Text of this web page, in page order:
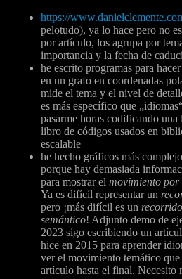
https://
pelotudo), ya lo hace pero no
por artículo, los agrupa por
importancia y la fecha de
he escrito programas para
en un grafo en coordenadas
mide el tema y el nivel de
es más específico que
pasarme horas codificando una
libro de códigos usados en
escalable
he hecho gráficos más
porque hay demasiada
para mostrar el movimiento por
Ya es difícil representar un
pero ¡más difícil es un
semántico! Adjunto demo de
2023 sigo escribiendo un
hice en 2015 para aprender
ver el movimiento temático
artículo hasta el final. Necesito